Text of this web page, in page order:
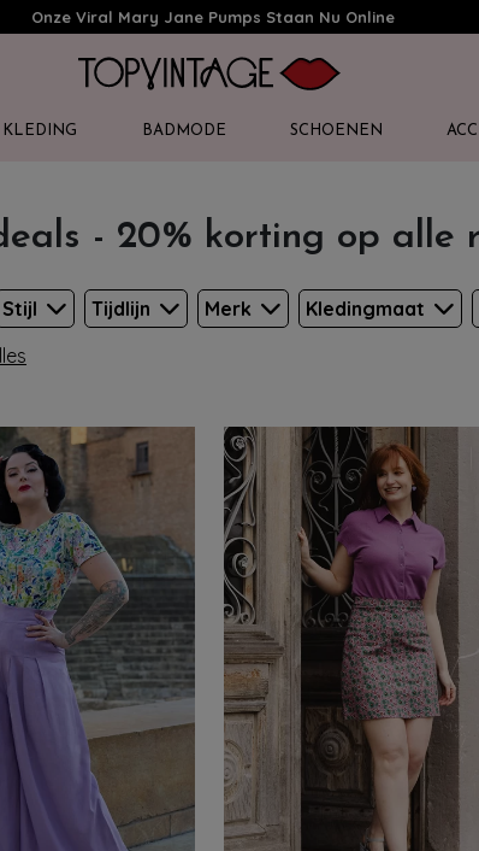
Onze Viral Mary Jane Pumps Staan Nu Online
KLEDING BADMODE SCHOENEN
- 20% korting op alle
Stijl Tijdlijn Merk Kledingmaat